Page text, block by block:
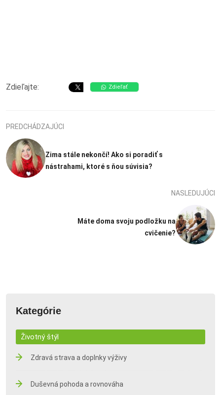
Zdieľajte: Zdieľať
PREDCHÁDZAJÚCI
Zima stále nekončí! Ako si poradiť s
nástrahami, ktoré s ňou súvisia?
NASLEDUJÚCI
Máte doma svoju podložku na
cvičenie?
Kategórie
Životný štýl
Zdravá strava a doplnky výživy
Duševná pohoda a rovnováha